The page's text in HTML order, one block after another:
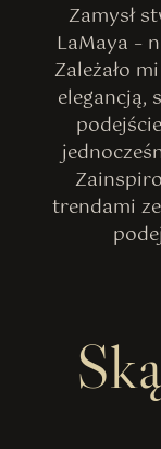
Zamysł
LaMaya –
Zależało
elegancją,
trendami